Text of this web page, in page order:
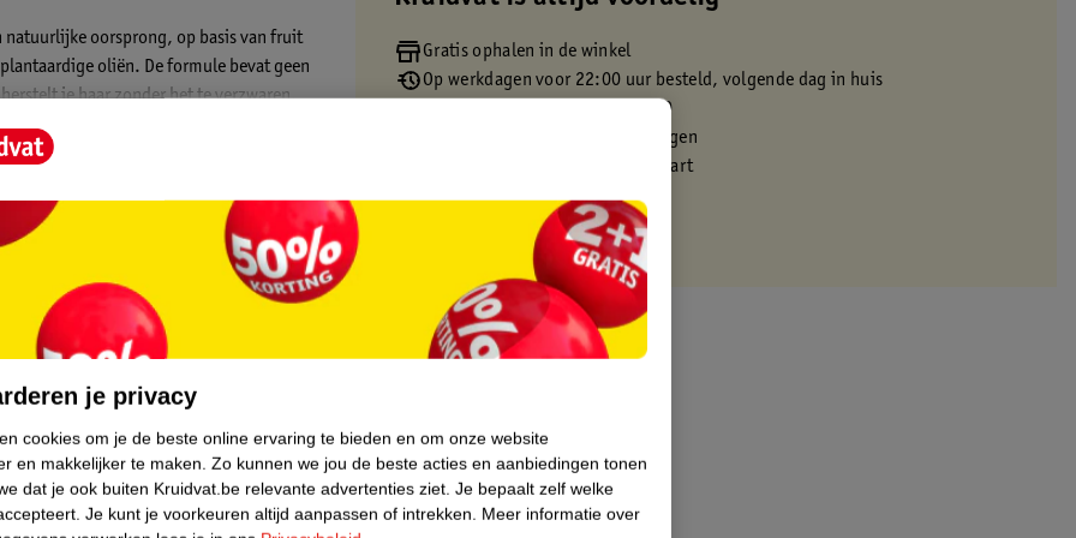
natuurlijke oorsprong, op basis van fruit
oliën. De formule bevat geen
je haar zonder het te verzwaren.
en additieven)
Gratis ophalen in de winkel
Op werkdagen voor 22:00 uur besteld, volgende dag in huis
Gratis thuisbezorgd vanaf 50.00
Gratis retourneren binnen 30 dagen
Gratis punten met je Kruidvat kaart
je privacy
cookies om je de beste online ervaring te bieden en om onze website
en makkelijker te maken. Zo kunnen we jou de beste acties en aanbiedingen tonen
dat je ook buiten Kruidvat.be relevante advertenties ziet. Je bepaalt zelf welke
Je kunt je voorkeuren altijd aanpassen of intrekken. Meer informatie over